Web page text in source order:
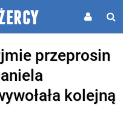
przeprosin
kolejną